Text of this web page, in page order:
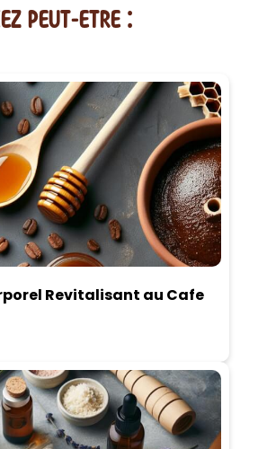
PEUT-ETRE :
Revitalisant au Cafe